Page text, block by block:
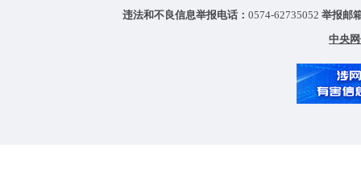
违法和不良信息举报电话： 0574-62735052 举报邮
中央